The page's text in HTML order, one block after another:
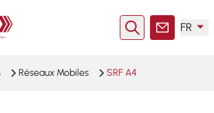
le menu Rechercher
Contact
FR
Réseaux Mobiles SRF A4